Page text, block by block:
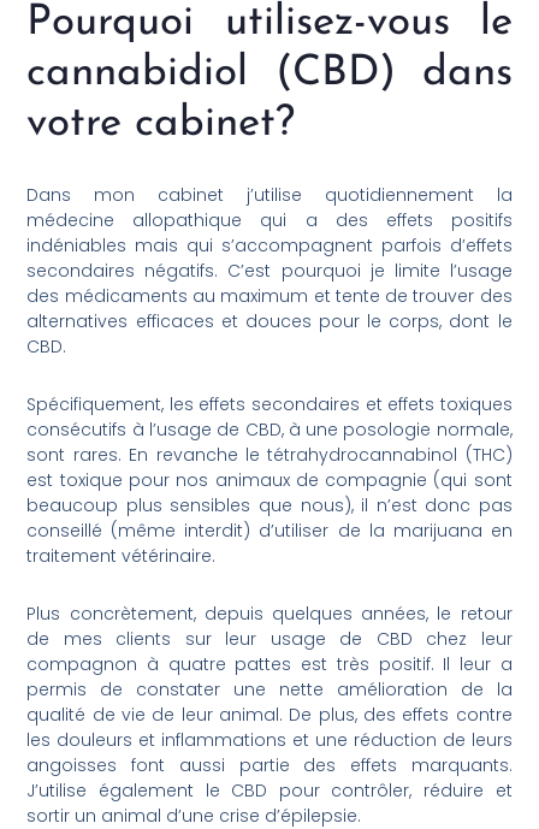
Pourquoi utilisez-vous le
cannabidiol (CBD) dans
votre cabinet?
Dans mon cabinet j’utilise quotidiennement la
médecine allopathique qui a des effets positifs
indéniables mais qui s’accompagnent parfois d’effets
secondaires négatifs. C’est pourquoi je limite l’usage
des médicaments au maximum et tente de trouver des
alternatives efficaces et douces pour le corps, dont le
CBD.
Spécifiquement, les effets secondaires et effets toxiques
consécutifs à l’usage de CBD, à une posologie normale,
sont rares. En revanche le tétrahydrocannabinol (THC)
est toxique pour nos animaux de compagnie (qui sont
beaucoup plus sensibles que nous), il n’est donc pas
conseillé (même interdit) d’utiliser de la marijuana en
traitement vétérinaire.
Plus concrètement, depuis quelques années, le retour
de mes clients sur leur usage de CBD chez leur
compagnon à quatre pattes est très positif. Il leur a
permis de constater une nette amélioration de la
qualité de vie de leur animal. De plus, des effets contre
les douleurs et inflammations et une réduction de leurs
angoisses font aussi partie des effets marquants.
J’utilise également le CBD pour contrôler, réduire et
sortir un animal d’une crise d’épilepsie.